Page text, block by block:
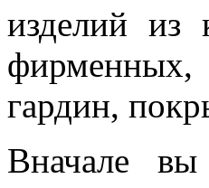
изделий из
гардин,
Вначале